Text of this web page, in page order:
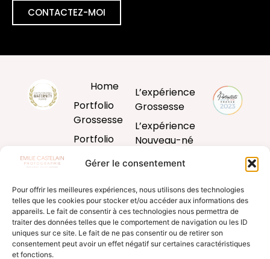
Gérer le consentement
Pour offrir les meilleures expériences, nous utilisons des technologies
telles que les cookies pour stocker et/ou accéder aux informations des
appareils. Le fait de consentir à ces technologies nous permettra de
traiter des données telles que le comportement de navigation ou les ID
uniques sur ce site. Le fait de ne pas consentir ou de retirer son
consentement peut avoir un effet négatif sur certaines caractéristiques
et fonctions.
CONTACTEZ-MOI
Home
Portfolio
Grossesse
Portfolio
Bébé
Portfolio
Famille
Blog
L’expérience
Grossesse
L’expérience
Nouveau-né
L’expérience
L’expérience
famille
Produits
d’art